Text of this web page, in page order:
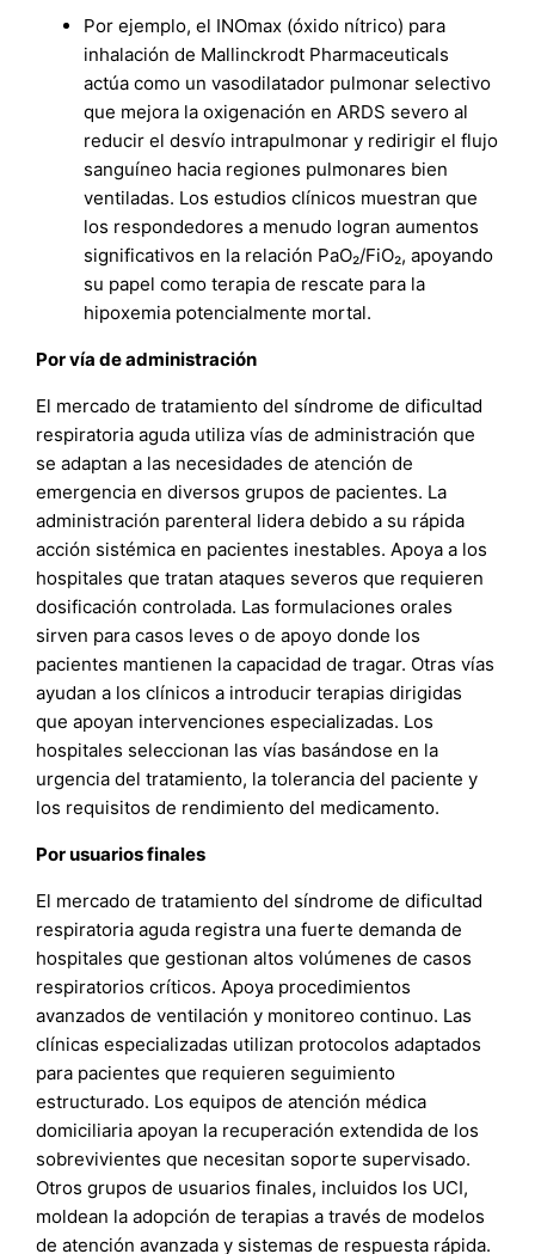
Por ejemplo, el INOmax (óxido nítrico) para
inhalación de Mallinckrodt Pharmaceuticals
actúa como un vasodilatador pulmonar selectivo
que mejora la oxigenación en ARDS severo al
reducir el desvío intrapulmonar y redirigir el flujo
sanguíneo hacia regiones pulmonares bien
ventiladas. Los estudios clínicos muestran que
los respondedores a menudo logran aumentos
significativos en la relación PaO₂/FiO₂, apoyando
su papel como terapia de rescate para la
hipoxemia potencialmente mortal.
Por vía de administración
El mercado de tratamiento del síndrome de dificultad
respiratoria aguda utiliza vías de administración que
se adaptan a las necesidades de atención de
emergencia en diversos grupos de pacientes. La
administración parenteral lidera debido a su rápida
acción sistémica en pacientes inestables. Apoya a los
hospitales que tratan ataques severos que requieren
dosificación controlada. Las formulaciones orales
sirven para casos leves o de apoyo donde los
pacientes mantienen la capacidad de tragar. Otras vías
ayudan a los clínicos a introducir terapias dirigidas
que apoyan intervenciones especializadas. Los
hospitales seleccionan las vías basándose en la
urgencia del tratamiento, la tolerancia del paciente y
los requisitos de rendimiento del medicamento.
Por usuarios finales
El mercado de tratamiento del síndrome de dificultad
respiratoria aguda registra una fuerte demanda de
hospitales que gestionan altos volúmenes de casos
respiratorios críticos. Apoya procedimientos
avanzados de ventilación y monitoreo continuo. Las
clínicas especializadas utilizan protocolos adaptados
para pacientes que requieren seguimiento
estructurado. Los equipos de atención médica
domiciliaria apoyan la recuperación extendida de los
sobrevivientes que necesitan soporte supervisado.
Otros grupos de usuarios finales, incluidos los UCI,
moldean la adopción de terapias a través de modelos
de atención avanzada y sistemas de respuesta rápida.